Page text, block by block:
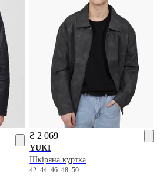
₴ 2 069
YUKI
Шкіряна куртка
4244464850